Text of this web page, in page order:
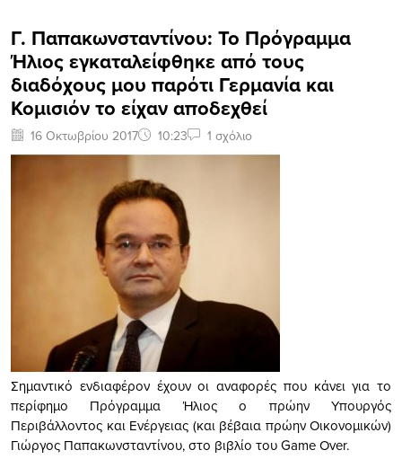
Γ. Παπακωνσταντίνου: Το Πρόγραμμα
Ήλιος εγκαταλείφθηκε από τους
διαδόχους μου παρότι Γερμανία και
Κομισιόν το είχαν αποδεχθεί
16 Οκτωβρίου 2017 10:23 1 σχόλιο
Σημαντικό ενδιαφέρον έχουν οι αναφορές που κάνει για το
περίφημο Πρόγραμμα Ήλιος ο πρώην Υπουργός
Περιβάλλοντος και Ενέργειας (και βέβαια πρώην Οικονομικών)
Γιώργος Παπακωνσταντίνου, στο βιβλίο του Game Over.